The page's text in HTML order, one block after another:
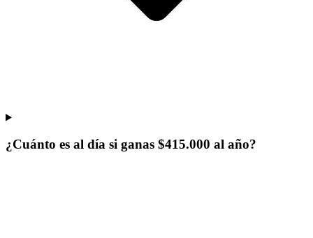
¿Cuánto es al día si ganas $415.000 al año?